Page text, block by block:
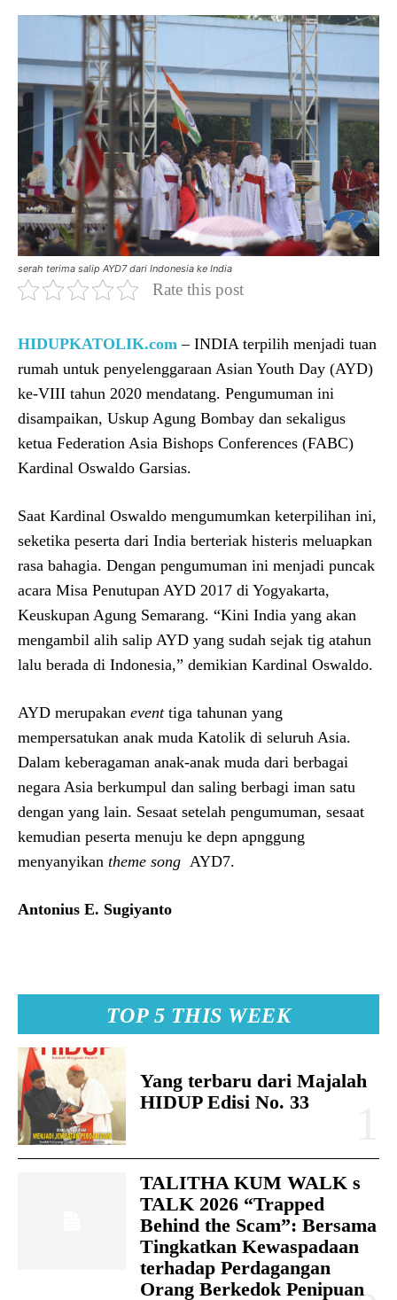
TOP 5 THIS WEEK
Yang terbaru dari Majalah
HIDUP Edisi No. 33
TALITHA KUM WALK s
TALK 2026 “Trapped
Behind the Scam”: Bersama
Tingkatkan Kewaspadaan
terhadap Perdagangan
Orang Berkedok Penipuan
serah terima salip AYD7 dari Indonesia ke India
Rate this post
HIDUPKATOLIK.com – INDIA terpilih menjadi tuan
rumah untuk penyelenggaraan Asian Youth Day (AYD)
ke-VIII tahun 2020 mendatang. Pengumuman ini
disampaikan, Uskup Agung Bombay dan sekaligus
ketua Federation Asia Bishops Conferences (FABC)
Kardinal Oswaldo Garsias.
Saat Kardinal Oswaldo mengumumkan keterpilihan ini,
seketika peserta dari India berteriak histeris meluapkan
rasa bahagia. Dengan pengumuman ini menjadi puncak
acara Misa Penutupan AYD 2017 di Yogyakarta,
Keuskupan Agung Semarang. “Kini India yang akan
mengambil alih salip AYD yang sudah sejak tig atahun
lalu berada di Indonesia,” demikian Kardinal Oswaldo.
AYD merupakan event tiga tahunan yang
mempersatukan anak muda Katolik di seluruh Asia.
Dalam keberagaman anak-anak muda dari berbagai
negara Asia berkumpul dan saling berbagi iman satu
dengan yang lain. Sesaat setelah pengumuman, sesaat
kemudian peserta menuju ke depn apnggung
menyanyikan theme song AYD7.
Antonius E. Sugiyanto